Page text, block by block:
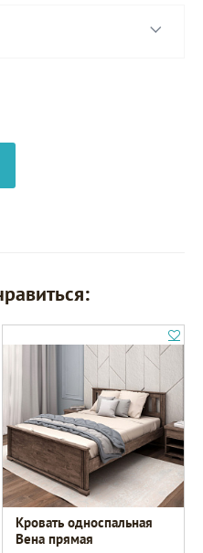
Кровать односпальная
Вена прямая